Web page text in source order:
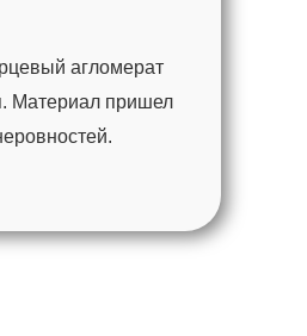
агломерат
Материал пришел